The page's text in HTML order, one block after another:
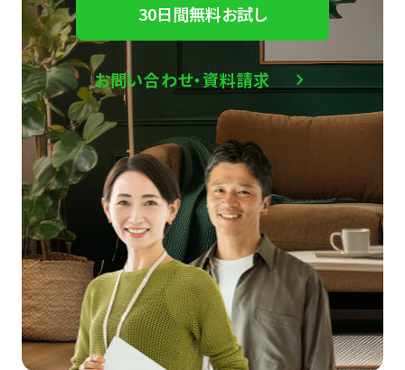
30日間無料お試し
お問い合わせ・資料請求